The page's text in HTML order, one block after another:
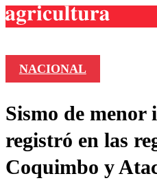
Frecuencias
Agricultura
Deportes
Colo Colo
Entretención
NACIONAL
Sismo de menor
registró en las
Coquimbo y